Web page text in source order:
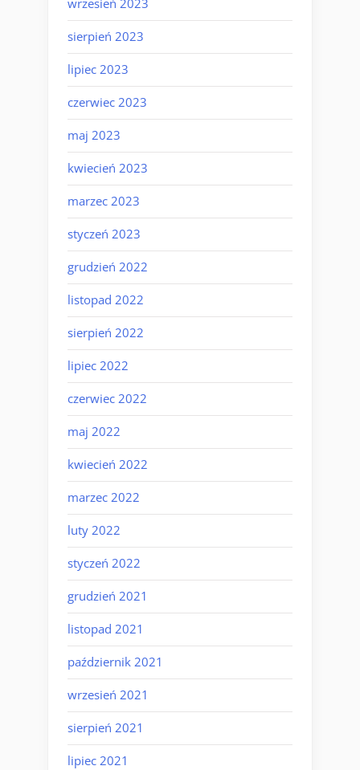
wrzesień 2023
sierpień 2023
lipiec 2023
czerwiec 2023
maj 2023
kwiecień 2023
marzec 2023
styczeń 2023
grudzień 2022
listopad 2022
sierpień 2022
lipiec 2022
czerwiec 2022
maj 2022
kwiecień 2022
marzec 2022
luty 2022
styczeń 2022
grudzień 2021
listopad 2021
październik 2021
wrzesień 2021
sierpień 2021
lipiec 2021